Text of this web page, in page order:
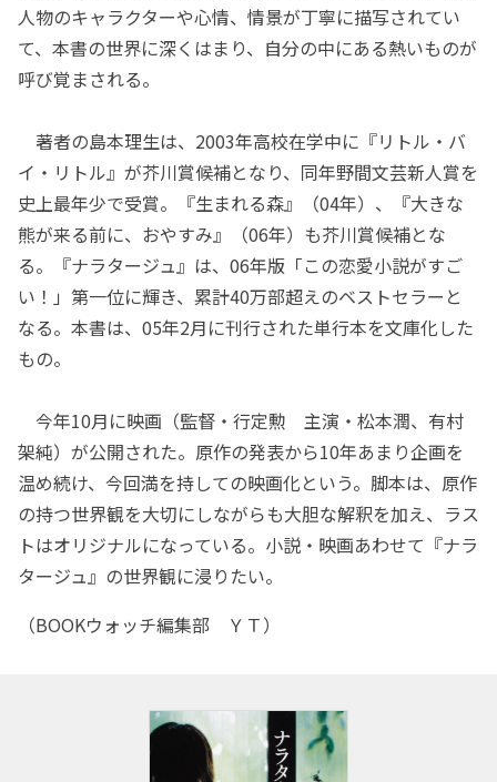
人物のキャラクターや心情、情景が丁寧に描写されてい
て、本書の世界に深くはまり、自分の中にある熱いものが
呼び覚まされる。
著者の島本理生は、2003年高校在学中に『リトル・バ
イ・リトル』が芥川賞候補となり、同年野間文芸新人賞を
史上最年少で受賞。『生まれる森』（04年）、『大きな
熊が来る前に、おやすみ』（06年）も芥川賞候補とな
る。『ナラタージュ』は、06年版「この恋愛小説がすご
い！」第一位に輝き、累計40万部超えのベストセラーと
なる。本書は、05年2月に刊行された単行本を文庫化した
もの。
今年10月に映画（監督・行定勲 主演・松本潤、有村
架純）が公開された。原作の発表から10年あまり企画を
温め続け、今回満を持しての映画化という。脚本は、原作
の持つ世界観を大切にしながらも大胆な解釈を加え、ラス
トはオリジナルになっている。小説・映画あわせて『ナラ
タージュ』の世界観に浸りたい。
（BOOKウォッチ編集部 ＹＴ）